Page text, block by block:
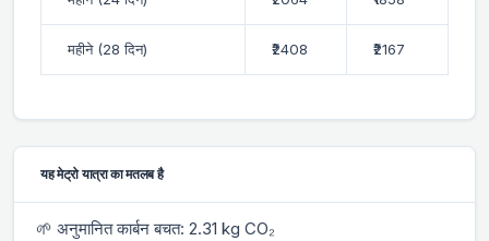
महीने (28 दिन) ₹2408 ₹2167
यह मेट्रो यात्रा का मतलब है
🌱 अनुमानित कार्बन बचत: 2.31 kg CO₂